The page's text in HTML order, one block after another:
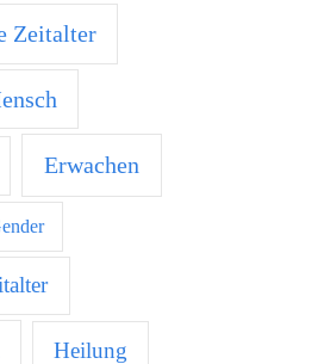
Zeitalter
Erwachen
Heilung